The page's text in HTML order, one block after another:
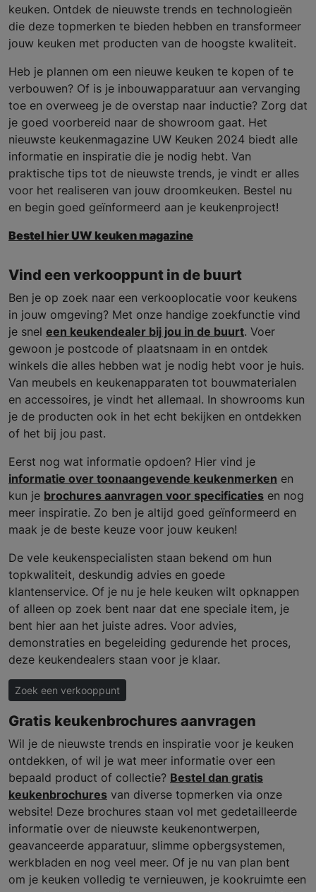
keuken. Ontdek de nieuwste trends en technologieën
die deze topmerken te bieden hebben en transformeer
jouw keuken met producten van de hoogste kwaliteit.
Heb je plannen om een nieuwe keuken te kopen of te
verbouwen? Of is je inbouwapparatuur aan vervanging
toe en overweeg je de overstap naar inductie? Zorg dat
je goed voorbereid naar de showroom gaat. Het
nieuwste keukenmagazine UW Keuken 2024 biedt alle
informatie en inspiratie die je nodig hebt. Van
praktische tips tot de nieuwste trends, je vindt er alles
voor het realiseren van jouw droomkeuken. Bestel nu
en begin goed geïnformeerd aan je keukenproject!
Bestel hier UW keuken magazine
Vind een verkooppunt in de buurt
Ben je op zoek naar een verkooplocatie voor keukens
in jouw omgeving? Met onze handige zoekfunctie vind
je snel een keukendealer bij jou in de buurt. Voer
gewoon je postcode of plaatsnaam in en ontdek
winkels die alles hebben wat je nodig hebt voor je huis.
Van meubels en keukenapparaten tot bouwmaterialen
en accessoires, je vindt het allemaal. In showrooms kun
je de producten ook in het echt bekijken en ontdekken
of het bij jou past.
Eerst nog wat informatie opdoen? Hier vind je
informatie over toonaangevende keukenmerken en
kun je brochures aanvragen voor specificaties en nog
meer inspiratie. Zo ben je altijd goed geïnformeerd en
maak je de beste keuze voor jouw keuken!
De vele keukenspecialisten staan bekend om hun
topkwaliteit, deskundig advies en goede
klantenservice. Of je nu je hele keuken wilt opknappen
of alleen op zoek bent naar dat ene speciale item, je
bent hier aan het juiste adres. Voor advies,
demonstraties en begeleiding gedurende het proces,
deze keukendealers staan voor je klaar.
Zoek een verkooppunt
Gratis keukenbrochures aanvragen
Wil je de nieuwste trends en inspiratie voor je keuken
ontdekken, of wil je wat meer informatie over een
bepaald product of collectie? Bestel dan gratis
keukenbrochures van diverse topmerken via onze
website! Deze brochures staan vol met gedetailleerde
informatie over de nieuwste keukenontwerpen,
geavanceerde apparatuur, slimme opbergsystemen,
werkbladen en nog veel meer. Of je nu van plan bent
om je keuken volledig te vernieuwen, je kookruimte een